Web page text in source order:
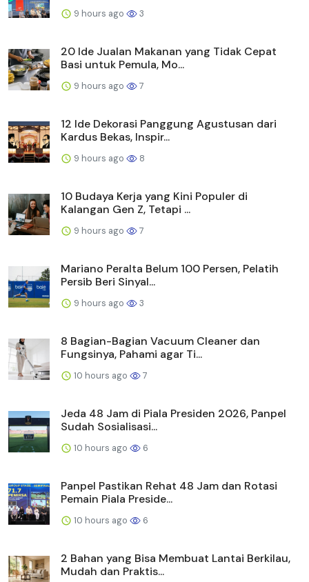
9 hours ago 3
20 Ide Jualan Makanan yang Tidak Cepat
Basi untuk Pemula, Mo...
9 hours ago 7
12 Ide Dekorasi Panggung Agustusan dari
Kardus Bekas, Inspir...
9 hours ago 8
10 Budaya Kerja yang Kini Populer di
Kalangan Gen Z, Tetapi ...
9 hours ago 7
Mariano Peralta Belum 100 Persen, Pelatih
Persib Beri Sinyal...
9 hours ago 3
8 Bagian-Bagian Vacuum Cleaner dan
Fungsinya, Pahami agar Ti...
10 hours ago 7
Jeda 48 Jam di Piala Presiden 2026, Panpel
Sudah Sosialisasi...
10 hours ago 6
Panpel Pastikan Rehat 48 Jam dan Rotasi
Pemain Piala Preside...
10 hours ago 6
2 Bahan yang Bisa Membuat Lantai Berkilau,
Mudah dan Praktis...